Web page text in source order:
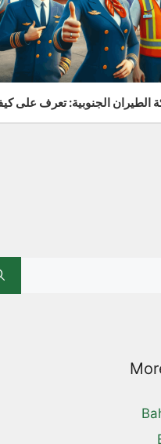
الجنوبية: تعرف على